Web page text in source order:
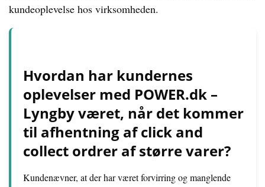
kundeoplevelse hos virksomheden.
Hvordan har kundernes
oplevelser med POWER.dk –
Lyngby været, når det kommer
til afhentning af click and
collect ordrer af større varer?
Kundenævner, at der har været forvirring og manglende